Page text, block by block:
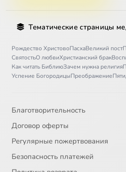
Тематические страницы
Рождество ХристовоПасхаВеликий пост
СвятостьО любвиХристианский брак
Как читать БиблиюЗачем нужна религия
Успение БогородицыПреображение
Благотворительность
Договор оферты
Регулярные пожертвования
Безопасность платежей